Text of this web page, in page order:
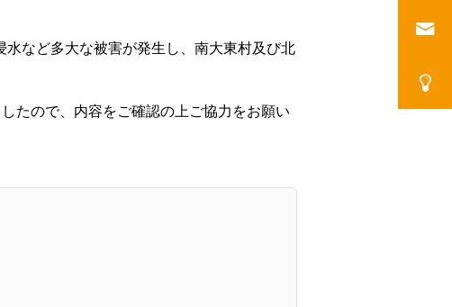
など多大な被害が発生し、南大東村及び北
たので、内容をご確認の上ご協力をお願い